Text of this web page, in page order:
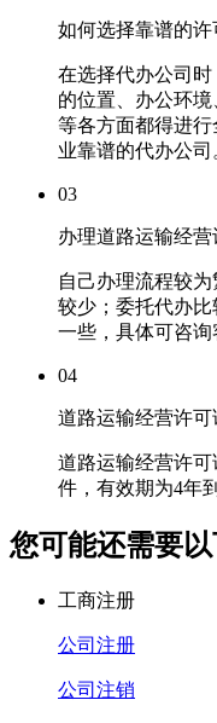
如何选择靠谱的许
在选择代办公司
的位置、办公环
等各方面都得进
业靠谱的代办公司
03
办理道路运输经
自己办理流程较
较少；委托代办
一些，具体可咨询
04
道路运输经营许可
道路运输经营许
件，有效期为4年
您可能还需要
工商注册
公司注册
公司注销